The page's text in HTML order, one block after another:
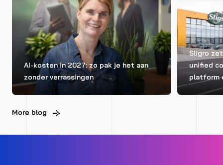
AI-kosten in 2027: zo pak je het aan
zonder verrassingen
Sligro
unified
platform
More blog